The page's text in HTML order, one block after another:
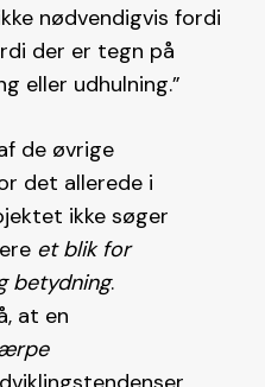
nødvendigvis fordi
der er tegn på
eller udhulning.”
de øvrige
det allerede i
ikke søger
et blik for
betydning.
at en